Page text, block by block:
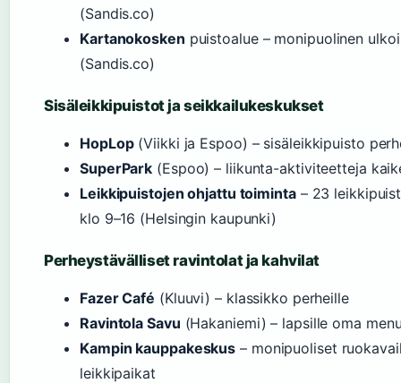
(Sandis.co)
Kartanokosken puistoalue – monipuolinen
(Sandis.co)
Sisäleikkipuistot ja seikkailukeskukset
HopLop(Viikki ja Espoo) – sisäleikkipuisto
SuperPark (Espoo) – liikunta-aktiviteetteja
Leikkipuistojen ohjattu toiminta– 23
klo 9–16 (Helsingin kaupunki)
Perheystävälliset ravintolat ja kahvilat
Fazer Café (Kluuvi) – klassikko perheille
Ravintola Savu (Hakaniemi) – lapsille oma
Kampin kauppakeskus – monipuoliset
leikkipaikat